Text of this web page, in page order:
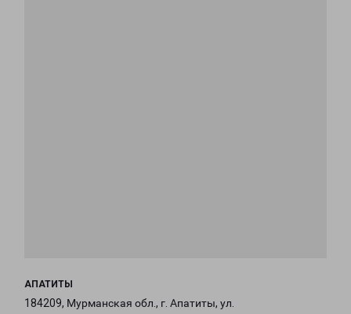
АПАТИТЫ
184209, Мурманская обл., г. Апатиты, ул.